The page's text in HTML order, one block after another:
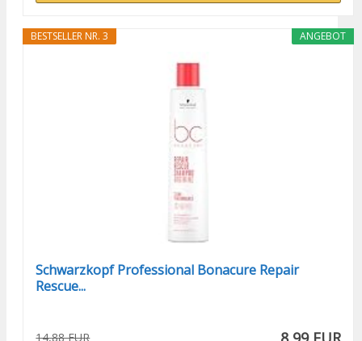
ANGEBOT
BESTSELLER NR. 3
Schwarzkopf Professional Bonacure Repair
Rescue...
14,88 EUR